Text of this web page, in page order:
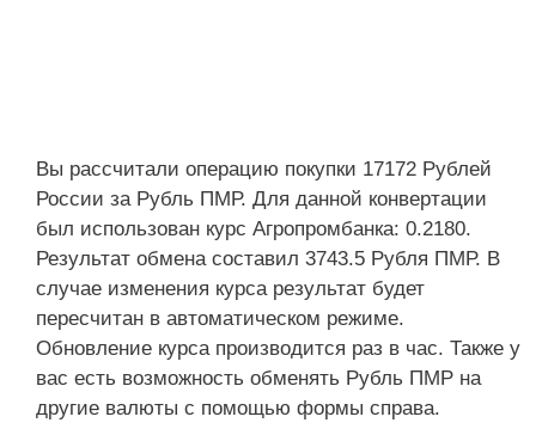
Вы рассчитали операцию покупки 17172 Рублей
России за Рубль ПМР. Для данной конвертации
был использован курс Агропромбанка: 0.2180.
Результат обмена составил 3743.5 Рубля ПМР. В
случае изменения курса результат будет
пересчитан в автоматическом режиме.
Обновление курса производится раз в час. Также у
вас есть возможность обменять Рубль ПМР на
другие валюты с помощью формы справа.